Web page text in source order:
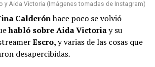
estuvo para mí”, había
y Aida Victoria (Imágenes tomadas de Instagram)
Calderónhace poco se volvió
habló sobre Aida Victoriay su
Escro,y varias de las cosas que
desapercibidas.